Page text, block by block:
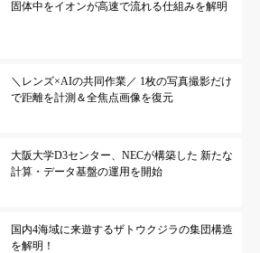
固体中をイオンが高速で流れる仕組みを解明
＼レンズ×AIの共同作業／ 1枚の写真撮影だけ
で距離を計測＆全焦点画像を復元
大阪大学D3センター、NECが構築した 新たな
計算・データ基盤の運用を開始
国内4海域に来遊するザトウクジラの集団構造
を解明！